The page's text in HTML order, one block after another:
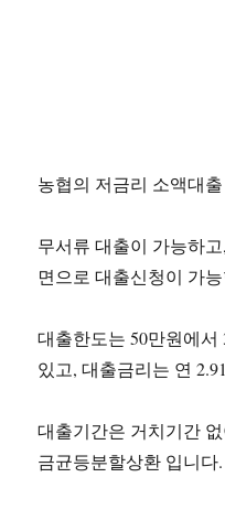
농협의 저금리 소액대
무서류 대출이 가능하
면으로 대출신청이 가
대출한도는 50만원에
있고, 대출금리는 연
대출기간은 거치기간
금균등분할상환 입니다.